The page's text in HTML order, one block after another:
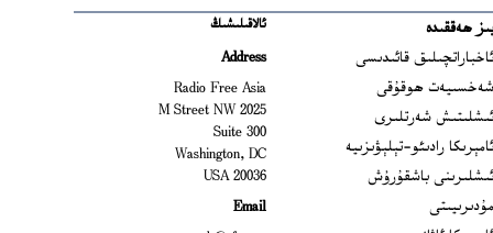
ھەققىدە
ئاخباراتچىلىق قائىدىسى
شەخسىيەت ھوقۇقى
ئىشلىتىش شەرتلىرى
ئامېرىكا رادىئو-تېلېۋىزىيە
ئىشلىرىنى باشقۇرۇش
مۇدىرىيىتى
ئالاقىلىشىڭ
Address
Radio Free Asia
2025 M Street NW
Suite 300
Washington, DC
20036 USA
Email